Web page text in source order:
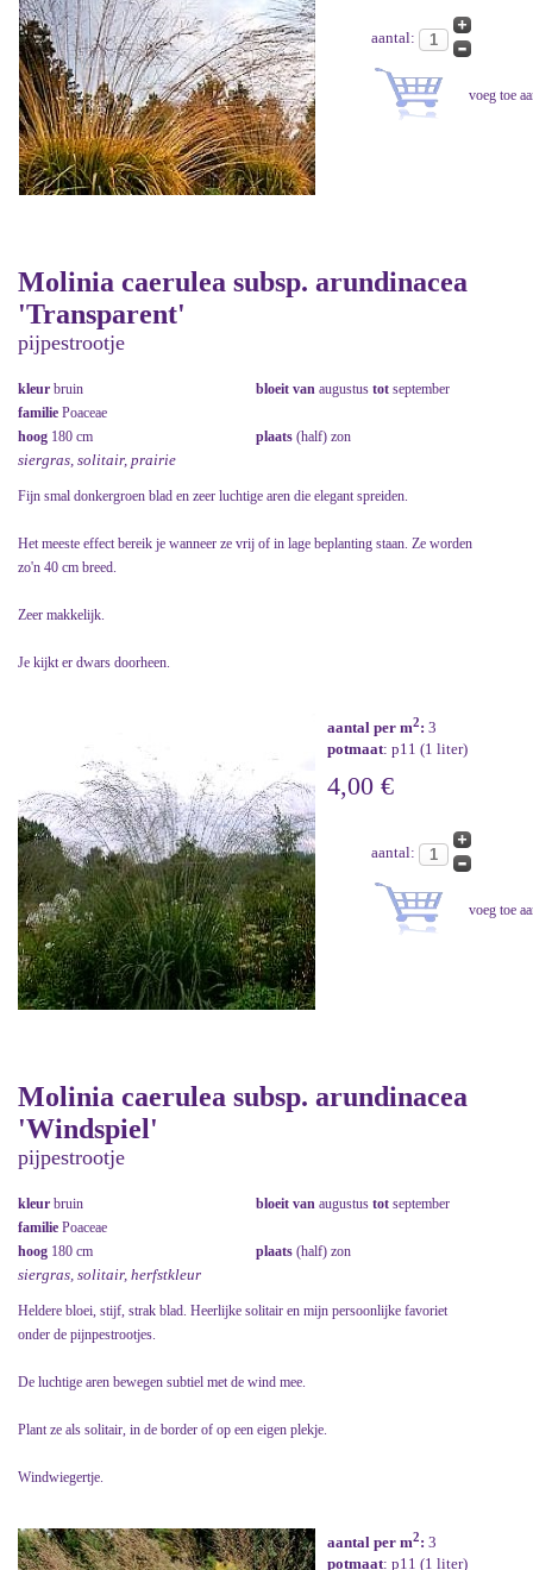
aantal:
Molinia caerulea subsp. arundinacea
'Transparent'
pijpestrootje
kleur bruin bloeit van augustus tot september
familie Poaceae
hoog 180 cm plaats (half) zon
siergras, solitair, prairie
Fijn smal donkergroen blad en zeer luchtige aren die elegant spreiden.
Het meeste effect bereik je wanneer ze vrij of in lage beplanting staan. Ze worden
zo'n 40 cm breed.
Zeer makkelijk.
Je kijkt er dwars doorheen.
aantal per m2: 3
potmaat: p11 (1 liter)
4,00 €
aantal:
Molinia caerulea subsp. arundinacea
'Windspiel'
pijpestrootje
kleur bruin bloeit van augustus tot september
familie Poaceae
hoog 180 cm plaats (half) zon
siergras, solitair, herfstkleur
Heldere bloei, stijf, strak blad. Heerlijke solitair en mijn persoonlijke favoriet
onder de pijnpestrootjes.
De luchtige aren bewegen subtiel met de wind mee.
Plant ze als solitair, in de border of op een eigen plekje.
Windwiegertje.
aantal per m2: 3
potmaat: p11 (1 liter)